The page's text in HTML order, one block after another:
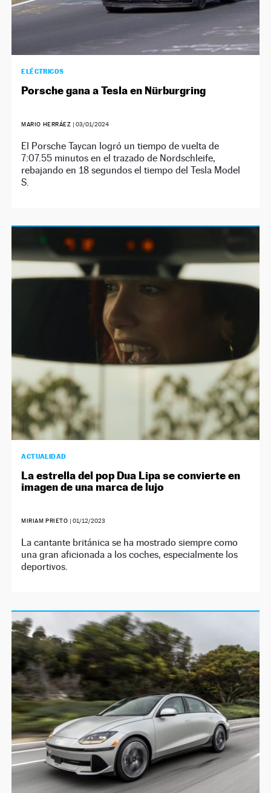
ELÉCTRICOS
Porsche gana a Tesla en Nürburgring
MARIO HERRÁEZ | 03/01/2024
El Porsche Taycan logró un tiempo de vuelta de
7:07.55 minutos en el trazado de Nordschleife,
rebajando en 18 segundos el tiempo del Tesla Model
S.
ACTUALIDAD
La estrella del pop Dua Lipa se convierte en
imagen de una marca de lujo
MIRIAM PRIETO | 01/12/2023
La cantante británica se ha mostrado siempre como
una gran aficionada a los coches, especialmente los
deportivos.